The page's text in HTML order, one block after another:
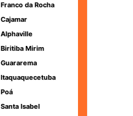
Franco da Rocha
Cajamar
Alphaville
Biritiba Mirim
Guararema
Itaquaquecetuba
Poá
Santa Isabel